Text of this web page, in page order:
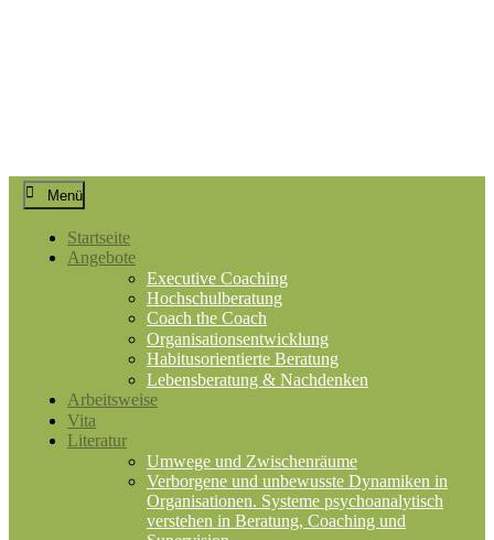
Menü
Startseite
Angebote
Executive Coaching
Hochschulberatung
Coach the Coach
Organisationsentwicklung
Habitusorientierte Beratung
Lebensberatung & Nachdenken
Arbeitsweise
Vita
Literatur
Umwege und Zwischenräume
Verborgene und unbewusste Dynamiken in
Organisationen. Systeme psychoanalytisch
verstehen in Beratung, Coaching und